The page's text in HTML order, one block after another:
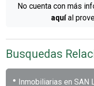
No cuenta con más
aquíal
Busquedas
• Inmobiliarias en SAN